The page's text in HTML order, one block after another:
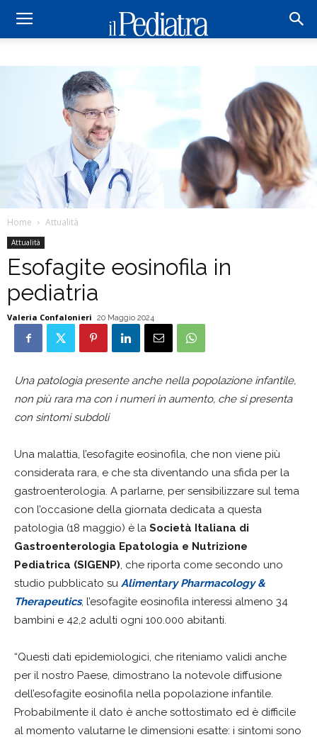
Home Attualità
Attualità
Esofagite eosinofila in
pediatria
Valeria Confalonieri 20 Maggio 2024
Una patologia presente anche nella popolazione infantile,
non più rara ma con i numeri in aumento, che si presenta
con sintomi subdoli
Una malattia, l’esofagite eosinofila, che non viene più
considerata rara, e che sta diventando una sfida per la
gastroenterologia. A parlarne, per sensibilizzare sul tema
con l’occasione della giornata dedicata a questa
patologia (18 maggio) è la Società Italiana di
Gastroenterologia Epatologia e Nutrizione
Pediatrica (SIGENP), che riporta come secondo uno
studio pubblicato su Alimentary Pharmacology &
Therapeutics, l’esofagite eosinofila interessi almeno 34
bambini e 42,2 adulti ogni 100.000 abitanti.
“Questi dati epidemiologici, che riteniamo validi anche
per il nostro Paese, dimostrano la notevole diffusione
dell’esofagite eosinofila nella popolazione infantile.
Probabilmente il dato è anche sottostimato ed è difficile
al momento valutarne le dimensioni esatte: i sintomi sono